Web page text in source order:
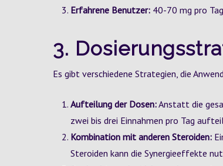
Erfahrene Benutzer: 40-70 mg pro
3.
Es gibt verschiedene Strategien, die
Aufteilung der Dosen:Anstatt die
zwei bis drei Einnahmen pro Tag
Kombination mit anderen Steroiden:
Steroiden kann die Synergieeffekte